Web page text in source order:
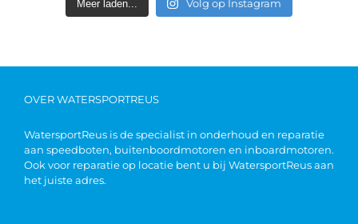
Meer laden... Volg op Instagram
OVER WATERSPORTREUS
WatersportReus is de specialist in onderhoud en reparatie
aan speedboten, buitenboordmotoren en inboardmotoren.
Ook voor reparatie op locatie bent u bij WatersportReus aan
het juiste adres.